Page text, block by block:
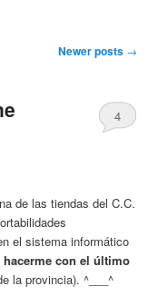
Newer posts →
4
de las tiendas del C.C.
el sistema informático
con el último
la provincia). ^___^